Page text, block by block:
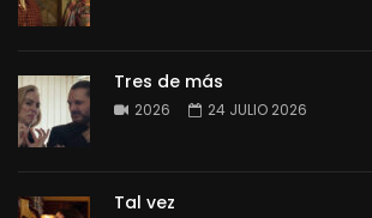
Tres de más
2026 24 JULIO 2026
Tal vez